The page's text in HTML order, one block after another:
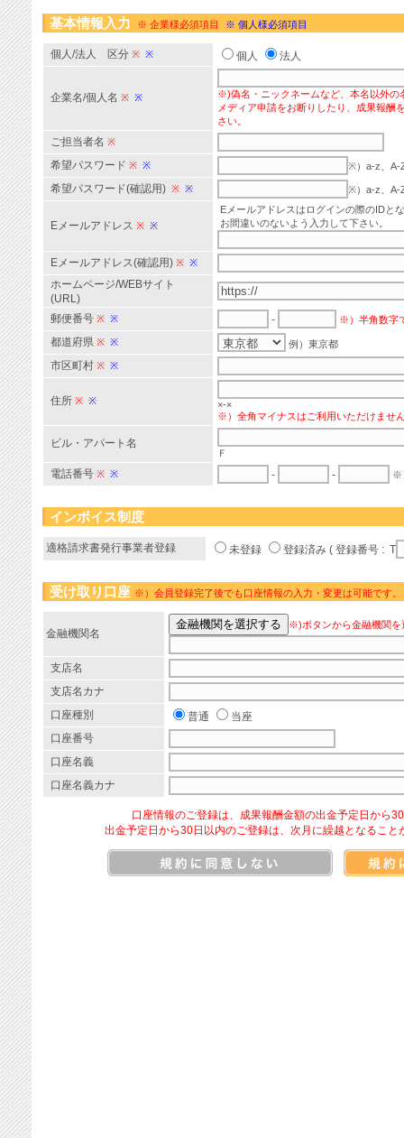
基本情報入力 ※ 企業様必須項目 ※ 個人様必須項目
個人/法人 区分 ※ ※ 個人 法人
企業名/個人名 ※ ※
※)偽名・ニックネームなど、本名以外の
メディア申請をお断りしたり、成果報酬
さい。
ご担当者名 ※
希望パスワード ※ ※ ※）a-z、A-
希望パスワード(確認用) ※ ※ ※）a-z、A-
Eメールアドレス ※ ※
Eメールアドレスはログインの際のIDと
お間違いのないよう入力して下さい。
Eメールアドレス(確認用) ※ ※
ホームページ/WEBサイト
(URL)
郵便番号 ※ ※ - ※）半角数字
都道府県 ※ ※ 例）東京都
市区町村 ※ ※
住所 ※ ※
×-×
※）全角マイナスはご利用いただけませ
ビル・アパート名
Ｆ
電話番号 ※ ※ - - ※
インボイス制度
適格請求書発行事業者登録 未登録 登録済み ( 登録番号 : T
受け取り口座 ※）会員登録完了後でも口座情報の入力・変更は可能です。
金融機関名
※)ボタンから金融機関を
支店名
支店名カナ
口座種別
普通
当座
口座番号
口座名義
口座名義カナ
口座情報のご登録は、成果報酬金額の出金予定日から
出金予定日から30日以内のご登録は、次月に繰越となるこ